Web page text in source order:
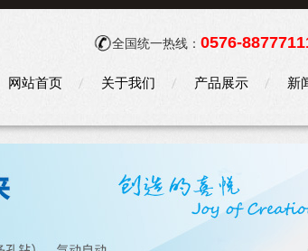
全国统一热线： 0576-
网站首页 关于我们 产品展示 新